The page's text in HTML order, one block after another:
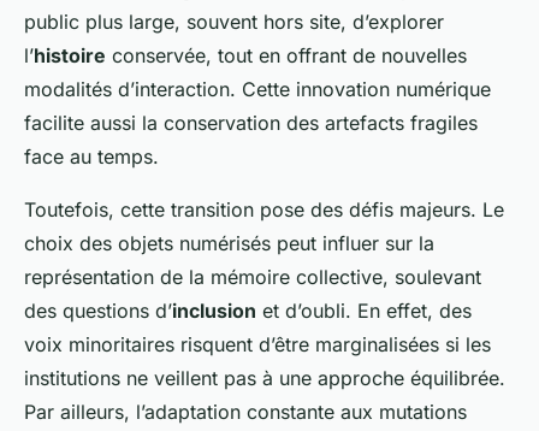
public plus large, souvent hors site, d’explorer
l’histoire conservée, tout en offrant de nouvelles
modalités d’interaction. Cette innovation numérique
facilite aussi la conservation des artefacts fragiles
face au temps.
Toutefois, cette transition pose des défis majeurs. Le
choix des objets numérisés peut influer sur la
représentation de la mémoire collective, soulevant
des questions d’inclusion et d’oubli. En effet, des
voix minoritaires risquent d’être marginalisées si les
institutions ne veillent pas à une approche équilibrée.
Par ailleurs, l’adaptation constante aux mutations